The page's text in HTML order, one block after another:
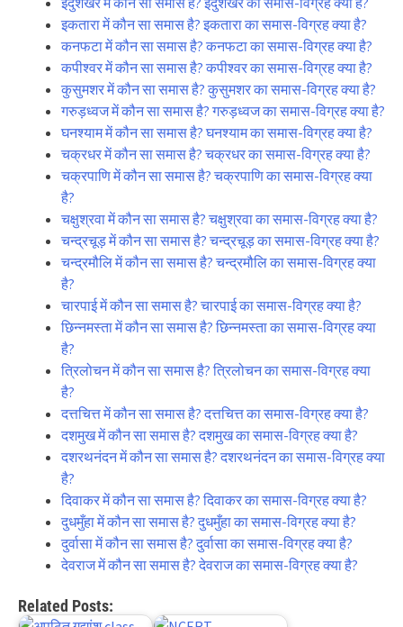
इकतारा में कौन सा समास है? इकतारा का समास-विग्रह क्या है?
कनफटा में कौन सा समास है? कनफटा का समास-विग्रह क्या है?
कपीश्वर में कौन सा समास है? कपीश्वर का समास-विग्रह क्या है?
कुसुमशर में कौन सा समास है? कुसुमशर का समास-विग्रह क्या है?
गरुड़ध्वज में कौन सा समास है? गरुड़ध्वज का समास-विग्रह क्या है?
घनश्याम में कौन सा समास है? घनश्याम का समास-विग्रह क्या है?
चक्रधर में कौन सा समास है? चक्रधर का समास-विग्रह क्या है?
चक्रपाणि में कौन सा समास है? चक्रपाणि का समास-विग्रह क्या
है?
चक्षुश्रवा में कौन सा समास है? चक्षुश्रवा का समास-विग्रह क्या है?
चन्द्रचूड़ में कौन सा समास है? चन्द्रचूड़ का समास-विग्रह क्या है?
चन्द्रमौलि में कौन सा समास है? चन्द्रमौलि का समास-विग्रह क्या
है?
चारपाई में कौन सा समास है? चारपाई का समास-विग्रह क्या है?
छिन्नमस्ता में कौन सा समास है? छिन्नमस्ता का समास-विग्रह क्या
है?
त्रिलोचन में कौन सा समास है? त्रिलोचन का समास-विग्रह क्या
है?
दत्तचित्त में कौन सा समास है? दत्तचित्त का समास-विग्रह क्या है?
दशमुख में कौन सा समास है? दशमुख का समास-विग्रह क्या है?
दशरथनंदन में कौन सा समास है? दशरथनंदन का समास-विग्रह क्या
है?
दिवाकर में कौन सा समास है? दिवाकर का समास-विग्रह क्या है?
दुधमुँहा में कौन सा समास है? दुधमुँहा का समास-विग्रह क्या है?
दुर्वासा में कौन सा समास है? दुर्वासा का समास-विग्रह क्या है?
देवराज में कौन सा समास है? देवराज का समास-विग्रह क्या है?
Related Posts: